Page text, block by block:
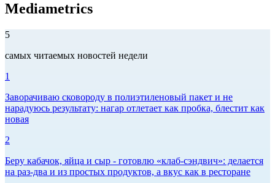
Mediametrics
5
самых читаемых новостей недели
1
Заворачиваю сковороду в полиэтиленовый пакет и не
нарадуюсь результату: нагар отлетает как пробка, блестит как
новая
2
Беру кабачок, яйца и сыр - готовлю «клаб-сэндвич»: делается
на раз-два и из простых продуктов, а вкус как в ресторане